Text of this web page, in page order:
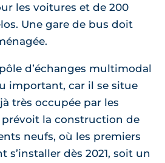
les voitures et de 200
Une gare de bus doit
d’échanges multimodal
important, car il se situe
très occupée par les
la construction de
neufs, où les premiers
dès 2021, soit un